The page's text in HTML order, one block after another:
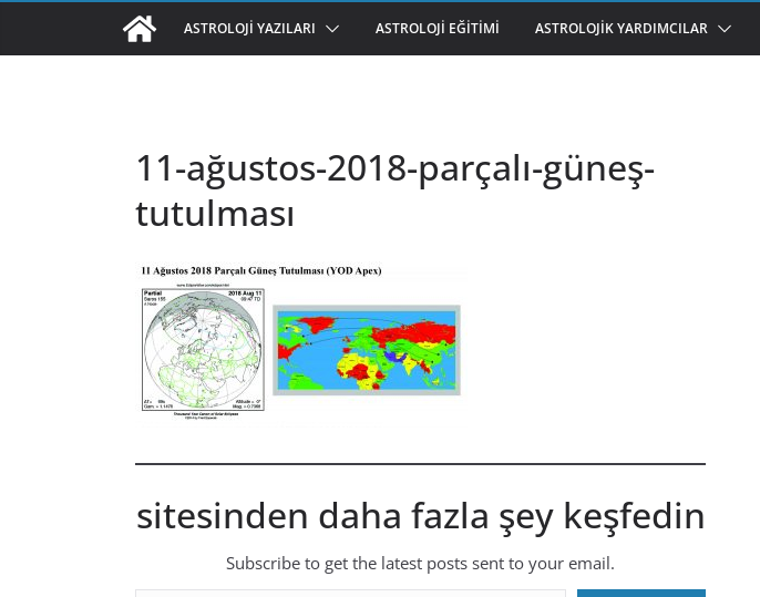
ASTROLOJI YAZILARI ASTROLOJI EĞITIMI ASTROLOJIK YARDIMCILAR
11-ağustos-2018-parçalı-güneş-
tutulması
sitesinden daha fazla şey keşfedin
Subscribe to get the latest posts sent to your email.
E-postanızı yazın…